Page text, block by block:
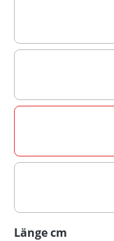
Länge cm